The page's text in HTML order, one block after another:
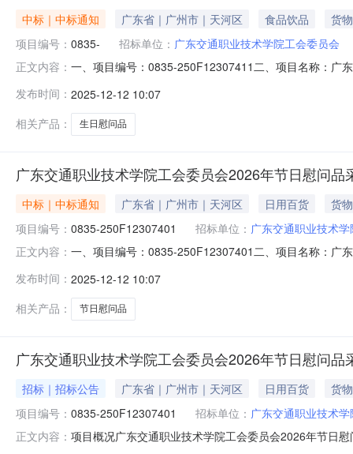
中标｜中标通知 广东省｜广州市｜天河区 食品饮品
货物
项目编号： 0835- 招标单位： 广东交通职业技术学院工会委员会
正文内容： 一、项目编号：0835-250F12307411二、项目名称：广
元（大写：人民币伍佰壹拾陆元整）四、主要标的信息
项目
发布时间： 2025-12-12 10:07
相关产品：
生日慰问品
广东交通职业技术学院工会委员会2026年节日慰问
中标｜中标通知 广东省｜广州市｜天河区 日用百货
货物
项目编号： 0835-250F12307401 招标单位： 广东交通职业技术
正文内容： 一、项目编号：0835-250F12307401二、项目名称：广
技术学院工会委员会2026年节日慰问品采购项目广东交
采购人员）
发布时间： 2025-12-12 10:07
相关产品：
节日慰问品
广东交通职业技术学院工会委员会2026年节日慰问
招标｜招标公告 广东省｜广州市｜天河区 日用百货
货物
项目编号： 0835-250F12307401 招标单位： 广东交通职业技术
正文内容： 项目概况广东交通职业技术学院工会委员会2026年节日